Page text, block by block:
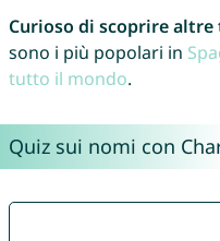
Curioso di scoprire altre
sono i più popolari in
tutto il mondo.
Quiz sui nomi con